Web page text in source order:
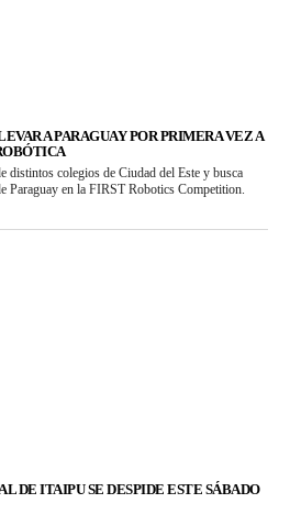
A PARAGUAY POR PRIMERA VEZ A
distintos colegios de Ciudad del Este y busca
Paraguay en la FIRST Robotics Competition.
DE ITAIPU SE DESPIDE ESTE SÁBADO